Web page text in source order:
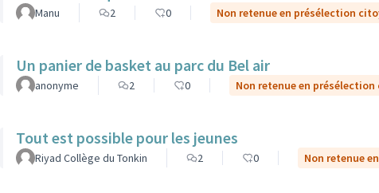
Manu 2 0 Non retenue en présélection
Un panier de basket au parc du Bel air
anonyme 2 0 Non retenue en
Tout est possible pour les jeunes
Riyad Collège du Tonkin 2 0 Non retenue